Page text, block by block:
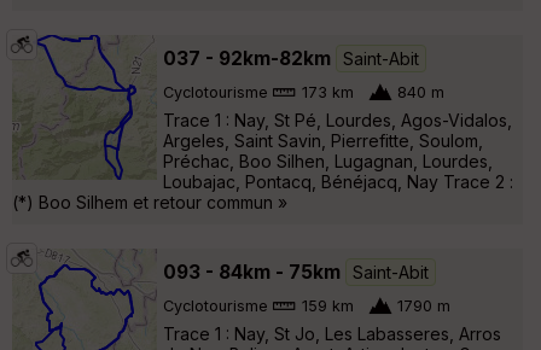
037 - 92km-82km Saint-Abit
Cyclotourisme 173 km 840 m
Trace 1 : Nay, St Pé, Lourdes, Agos-Vidalos,
Argeles, Saint Savin, Pierrefitte, Soulom,
Préchac, Boo Silhen, Lugagnan, Lourdes,
Loubajac, Pontacq, Bénéjacq, Nay Trace 2 :
(*) Boo Silhem et retour commun »
093 - 84km - 75km Saint-Abit
Cyclotourisme 159 km 1790 m
Trace 1 : Nay, St Jo, Les Labasseres, Arros